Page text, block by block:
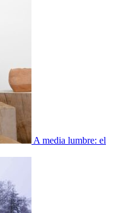
A media lumbre: el